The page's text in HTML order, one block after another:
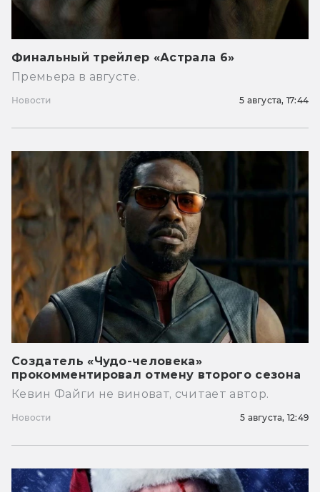
Финальный трейлер «Астрала 6»
Премьера в августе.
Новости 5 августа, 17:44
Создатель «Чудо-человека»
прокомментировал отмену второго сезона
Кевин Файги не виноват, считает автор.
Новости 5 августа, 12:49